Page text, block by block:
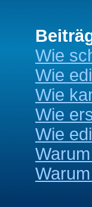
Wie
Wie
Wie
Wie
Wie